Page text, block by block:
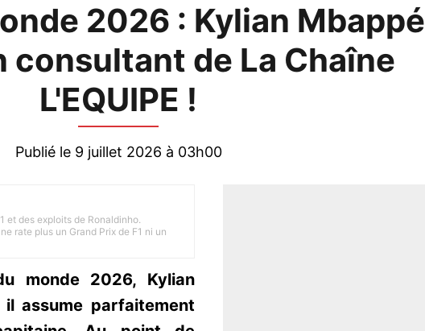
2026 : Kylian Mbappé
consultant de La Chaîne
L'EQUIPE !
Publié le 9 juillet 2026 à 03h00
et des exploits de Ronaldinho.
rate plus un Grand Prix de F1 ni un
monde 2026, Kylian
assume parfaitement